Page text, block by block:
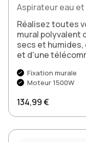
Aspirateur eau
Réalisez toutes
mural polyvalent
secs et
et d'une
Fixation murale
Moteur 1500W
Prix normal
134,99 €